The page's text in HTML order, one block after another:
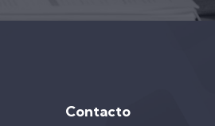
Contacto